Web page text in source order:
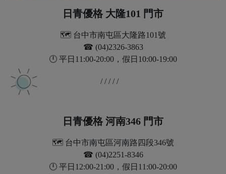
日青優格 大隆101 門市
🗺️ 台中市南屯區大隆路101號
☎︎ (04)2326-3863
🕛 平日11:00-20:00，假日10:00-19:00
/ / / / /
日青優格 河南346 門市
🗺️ 台中市南屯區河南路四段346號
☎︎ (04)2251-8346
🕛 平日12:00-21:00，假日11:00-20:00